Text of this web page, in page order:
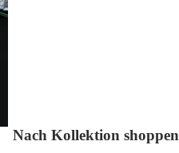
Nach Kollektion shoppen